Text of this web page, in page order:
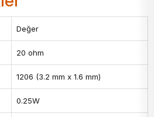
Değer
20 ohm
1206 (3.2 mm x 1.6 mm)
0.25W